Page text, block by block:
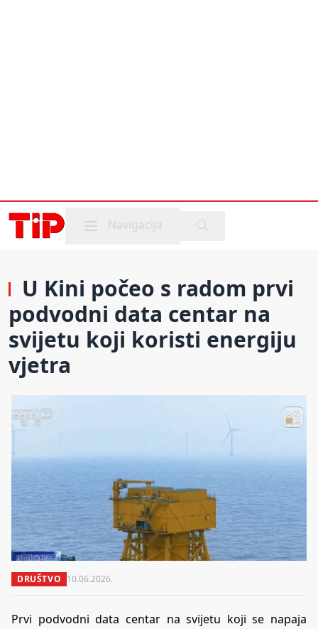
Mobile menu
Navigacija
U Kini počeo s radom prvi
podvodni data centar na
svijetu koji koristi energiju
vjetra
DRUŠTVO 10.06.2026.
Prvi podvodni data centar na svijetu koji se napaja